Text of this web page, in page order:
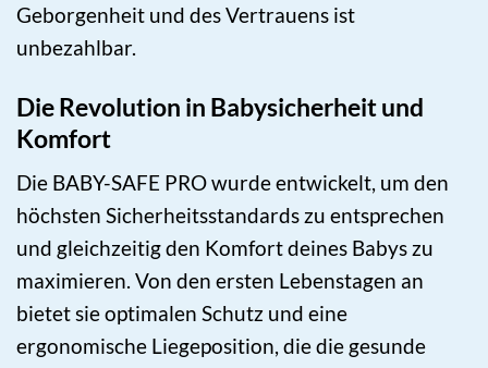
Geborgenheit und des Vertrauens ist
unbezahlbar.
Die Revolution in Babysicherheit und
Komfort
Die BABY-SAFE PRO wurde entwickelt, um den
höchsten Sicherheitsstandards zu entsprechen
und gleichzeitig den Komfort deines Babys zu
maximieren. Von den ersten Lebenstagen an
bietet sie optimalen Schutz und eine
ergonomische Liegeposition, die die gesunde